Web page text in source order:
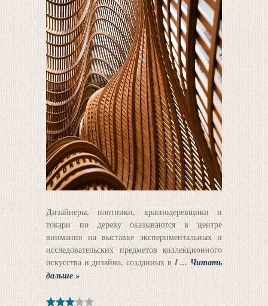
Дизайнеры, плотники, краснодеревщики и
токари по дереву оказываются в центре
внимания на выставке экспериментальных и
исследовательских предметов коллекционного
искусства и дизайна, созданных вI... Читать
дальше »